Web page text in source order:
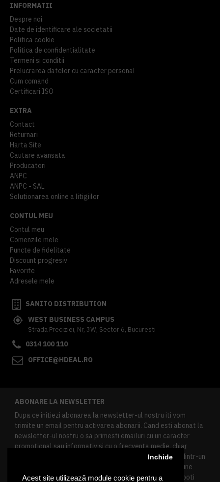
Acest site utilizează module cookie pentru a
Inchide
INFORMATII
Despre noi
Date de identificare ale societatii
Politica cookie
Politica de confidentialitate
Termeni si conditii
Prelucrarea datelor cu caracter personal
Cum comand
Certificari ISO
EXTRA
Contact
Returnari
Harta Site
Cautare avansata
Producatori
ANPC
ANPC - SAL
Solutionarea online a litigiilor
CONTUL MEU
Contul meu
Comenzile mele
Puncte de fidelitate
Discount progresiv
Favorite
Adresele mele
SANITO DISTRIBUTION
WEST BUSINESS CAMPUS
Strada Preciziei, Nr, 3W, Sector 6, Bucuresti
0314 100 110
OFFICE@HDEAL.RO
ABONARE LA NEWSLETTER
Dupa ce initiezi abonarea la newsletter-ul nostru iti vom
trimite un email pentru activarea abonarii. Cand esti abonat la
newsletter-ul nostru o sa primesti emailuri cu un caracter
promotional sau informativ si cu o frecventa medie, chiar
redusa. Daca doresti sa te dezabonezi poti urma linkul dintr-un
newsletter primit, daca esti client inregistrat ai o sectiune
speciala in contul tau in acest scop, si de asemenea ne poti